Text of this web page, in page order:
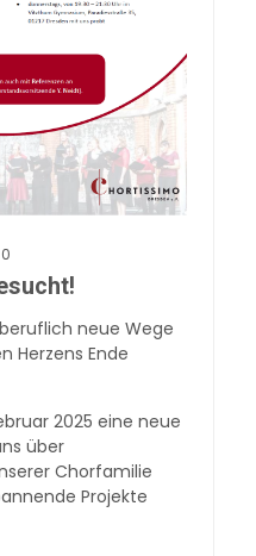
0
neue Wege
Herzens Ende
2025 eine neue
über
Chorfamilie
Projekte